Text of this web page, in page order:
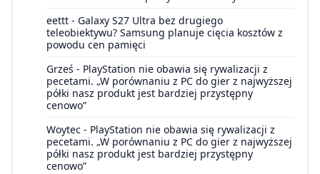
eettt - Galaxy S27 Ultra bez drugiego
teleobiektywu? Samsung planuje cięcia kosztów z
powodu cen pamięci
Grześ - PlayStation nie obawia się rywalizacji z
pecetami. „W porównaniu z PC do gier z najwyższej
półki nasz produkt jest bardziej przystępny
cenowo”
Woytec - PlayStation nie obawia się rywalizacji z
pecetami. „W porównaniu z PC do gier z najwyższej
półki nasz produkt jest bardziej przystępny
cenowo”